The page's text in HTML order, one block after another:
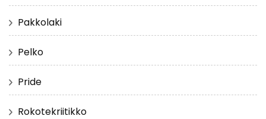
Pakkolaki
Pelko
Pride
Rokotekriitikko